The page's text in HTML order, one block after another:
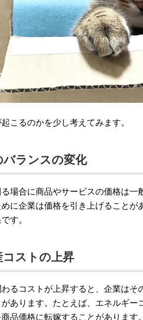
こるのかを少し考えてみます。
バランスの変化
場合に商品やサービスの価格は一
に企業は価格を引き上げることが
す。
コストの上昇
るコストが上昇すると、企業は
あります。たとえば、エネルギー
品価格に転嫁することがあります